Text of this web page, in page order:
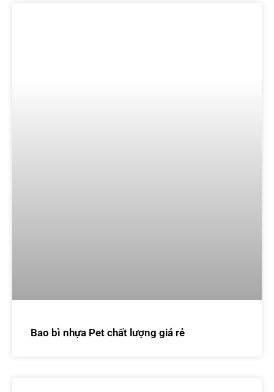
Bao bì nhựa Pet chất lượng giá rẻ